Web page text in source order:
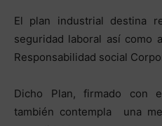
El plan industrial destina
seguridad laboral así como
Responsabilidad social
Dicho Plan, firmado con
también contempla una